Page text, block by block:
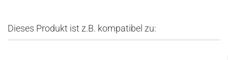
Dieses Produkt ist z.B. kompatibel zu: